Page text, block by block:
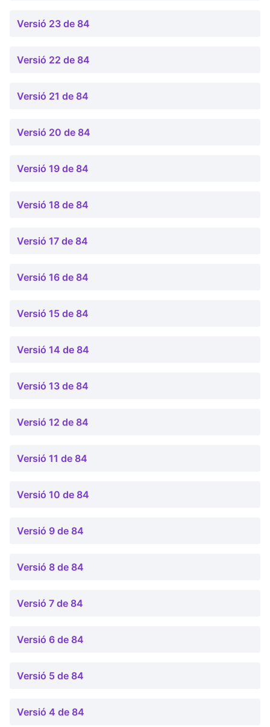
Versió 23 de 84
Versió 22 de 84
Versió 21 de 84
Versió 20 de 84
Versió 19 de 84
Versió 18 de 84
Versió 17 de 84
Versió 16 de 84
Versió 15 de 84
Versió 14 de 84
Versió 13 de 84
Versió 12 de 84
Versió 11 de 84
Versió 10 de 84
Versió 9 de 84
Versió 8 de 84
Versió 7 de 84
Versió 6 de 84
Versió 5 de 84
Versió 4 de 84